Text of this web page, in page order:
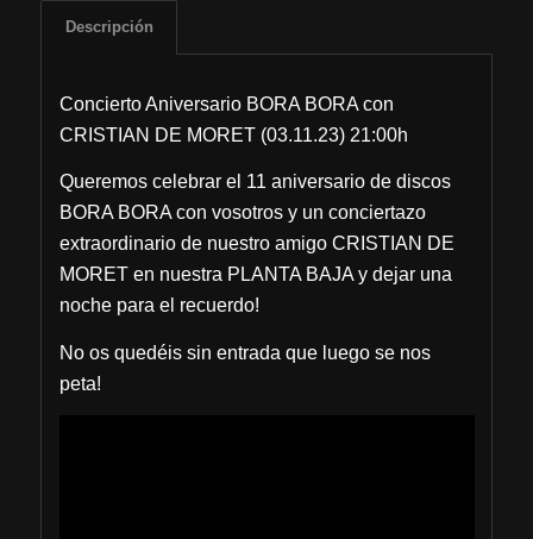
Descripción
Concierto Aniversario BORA BORA con
CRISTIAN DE MORET (03.11.23) 21:00h
Queremos celebrar el 11 aniversario de discos
BORA BORA con vosotros y un conciertazo
extraordinario de nuestro amigo CRISTIAN DE
MORET en nuestra PLANTA BAJA y dejar una
noche para el recuerdo!
No os quedéis sin entrada que luego se nos
peta!